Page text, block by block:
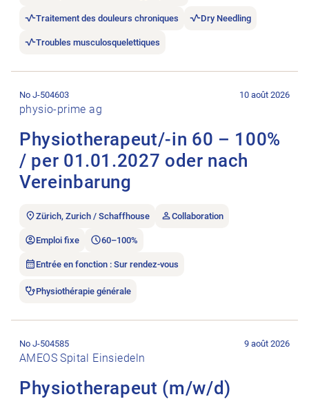
Traitement des douleurs chroniques Dry Needling
Troubles musculosquelettiques
physio-prime ag
Physiotherapeut/-in 60 – 100%
/ per 01.01.2027 oder nach
Vereinbarung
No J-504603 10 août 2026
Zürich, Zurich / Schaffhouse Collaboration
Emploi fixe 60–100%
Entrée en fonction : Sur rendez-vous
Physiothérapie générale
AMEOS Spital Einsiedeln
Physiotherapeut (m/w/d)
No J-504585 9 août 2026